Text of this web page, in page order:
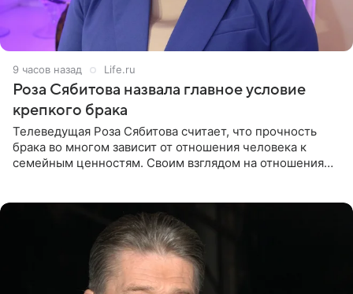
9 часов назад Life.ru
Роза Сябитова назвала главное условие
крепкого брака
Телеведущая Роза Сябитова считает, что прочность
брака во многом зависит от отношения человека к
семейным ценностям. Своим взглядом на отношения